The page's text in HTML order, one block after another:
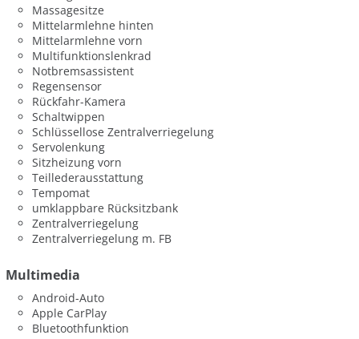
Massagesitze
Mittelarmlehne hinten
Mittelarmlehne vorn
Multifunktionslenkrad
Notbremsassistent
Regensensor
Rückfahr-Kamera
Schaltwippen
Schlüssellose Zentralverriegelung
Servolenkung
Sitzheizung vorn
Teillederausstattung
Tempomat
umklappbare Rücksitzbank
Zentralverriegelung
Zentralverriegelung m. FB
Multimedia
Android-Auto
Apple CarPlay
Bluetoothfunktion